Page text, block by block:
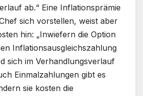
ab.“ Eine Inflationsprämie
sich vorstellen, weist aber
hin: „Inwiefern die Option
Inflationsausgleichszahlung
sich im Verhandlungsverlauf
Einmalzahlungen gibt es
sie kosten die